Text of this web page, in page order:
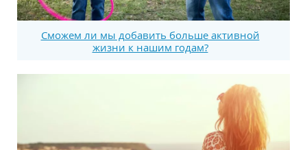
Сможем ли мы добавить больше активной
жизни к нашим годам?